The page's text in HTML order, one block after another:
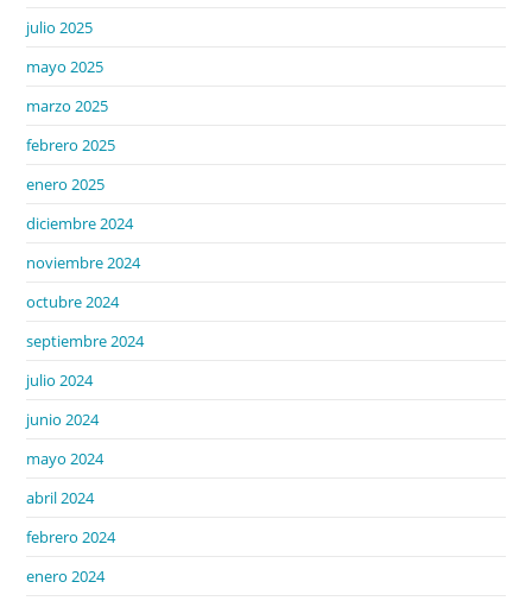
julio 2025
mayo 2025
marzo 2025
febrero 2025
enero 2025
diciembre 2024
noviembre 2024
octubre 2024
septiembre 2024
julio 2024
junio 2024
mayo 2024
abril 2024
febrero 2024
enero 2024